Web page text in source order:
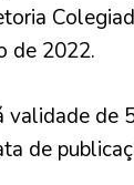
de 2022.
validade de
de